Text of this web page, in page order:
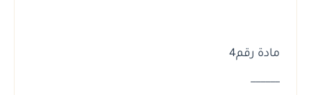
مادة رقم4
______